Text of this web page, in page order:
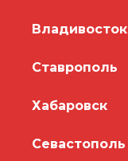
Владивосток
Ставрополь
Хабаровск
Севастополь